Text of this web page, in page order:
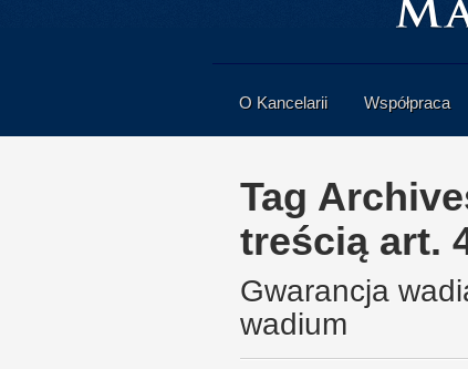
O Kancelarii Współpraca
Tag
treścią art.
Gwarancja
wadium